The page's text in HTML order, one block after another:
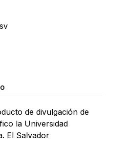
de divulgación de
la Universidad
El Salvador